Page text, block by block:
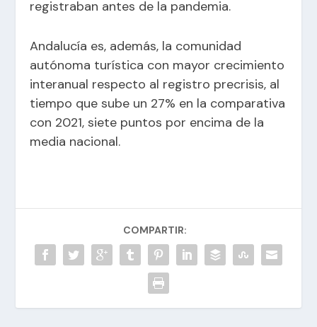
registraban antes de la pandemia.
Andalucía es, además, la comunidad
autónoma turística con mayor crecimiento
interanual respecto al registro precrisis, al
tiempo que sube un 27% en la comparativa
con 2021, siete puntos por encima de la
media nacional.
COMPARTIR: